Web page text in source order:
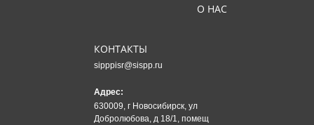
О НАС
КОНТАКТЫ
sipppisr@sispp.ru
Адрес:
630009, г Новосибирск, ул
Добролюбова, д 18/1, помещ